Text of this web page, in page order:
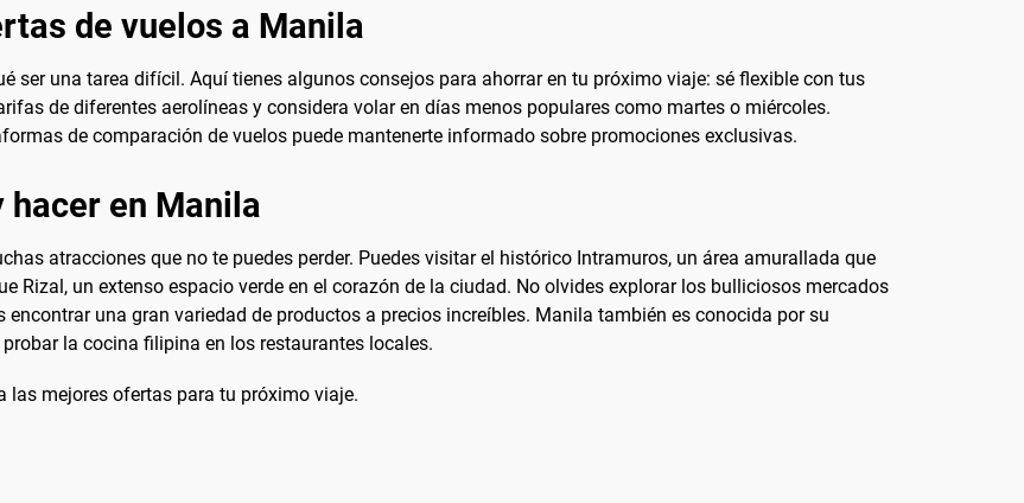
de vuelos a Manila
ser una tarea difícil. Aquí tienes algunos consejos para ahorrar en tu próximo viaje: sé flexible con tus
de diferentes aerolíneas y considera volar en días menos populares como martes o miércoles.
de comparación de vuelos puede mantenerte informado sobre promociones exclusivas.
hacer en Manila
atracciones que no te puedes perder. Puedes visitar el histórico Intramuros, un área amurallada que
Rizal, un extenso espacio verde en el corazón de la ciudad. No olvides explorar los bulliciosos mercados
encontrar una gran variedad de productos a precios increíbles. Manila también es conocida por su
la cocina filipina en los restaurantes locales.
las mejores ofertas para tu próximo viaje.